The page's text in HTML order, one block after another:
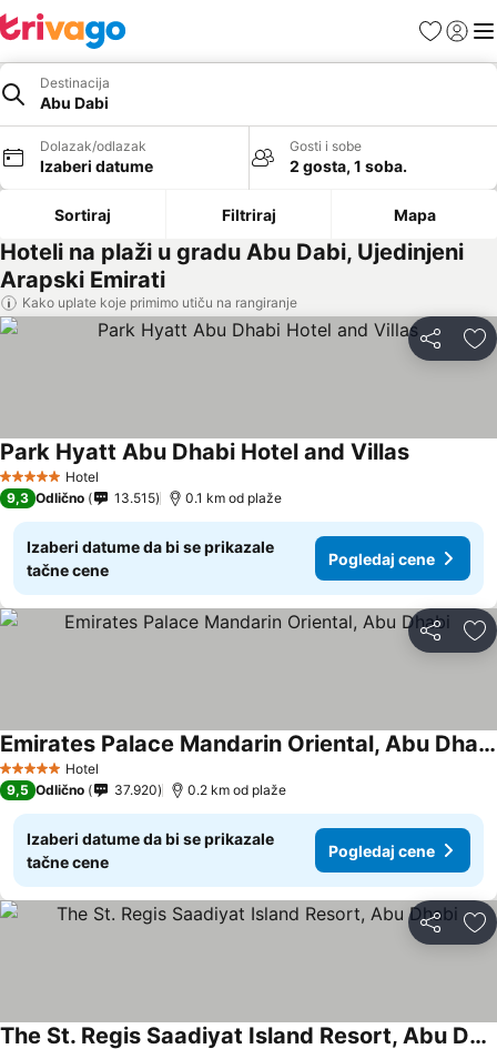
FavoritiPrijavi
Destinacija
Abu Dabi
Dolazak/odlazak
Izaberi datume
Gosti i sobe
2 gosta, 1 soba.
Sortiraj Filtriraj Mapa
Hoteli na plaži u gradu Abu Dabi, Ujedinjeni
Arapski Emirati
Kako uplate koje primimo utiču na rangiranje
Deli
5 ZvezdiceHotel
Park Hyatt Abu Dhabi Hotel and VillasPogledaj
9,3 Odlično 13.515 0.1 km od plaže
Izaberi datume da bi se prikazale
tačne cene
Pogledaj cene
Deli
5 ZvezdiceHotel
Emirates Palace Mandarin Oriental, Abu Dhabi
Pogledaj cene
9,5 Odlično 37.920 0.2 km od plaže
Izaberi datume da bi se prikazale
tačne cene
Pogledaj cene
Deli
The St. Regis Saadiyat Island Resort, Abu Dhabi